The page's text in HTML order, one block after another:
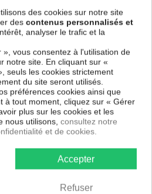
demi terne, il couvre les
le mur.
tendances et modernes constituent
donner une nouvelle touche à vos
goût.
livraison
est enroulé et mis dans un gros
peint est partagé en lés de 50 cm.
art : illusion d'optique :
50x140
50x175 50x175
50x245 50x245 50x245 50x245
des cookies sur notre site
des contenus personnalisés et
analyser le trafic et la
», vous consentez à l'utilisation de
notre site. En cliquant sur «
seuls les cookies strictement
du site seront utilisés.
préférences cookies ainsi que
à tout moment, cliquez sur « Gérer
plus sur les cookies et les
nous utilisons, consultez notre
et de cookies.
Accepter
Refuser